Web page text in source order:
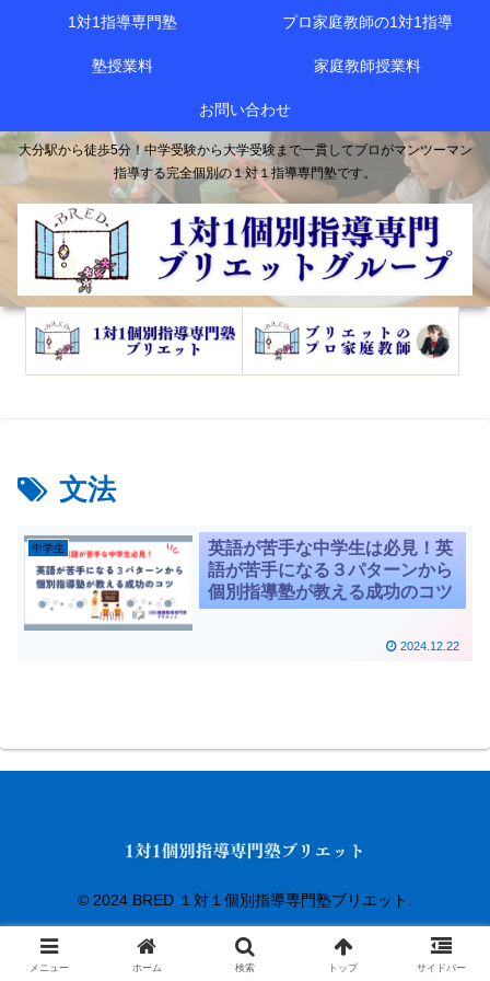
大分駅から徒歩5分！中学受験から大学受験まで一貫してプロがマンツーマン
指導する完全個別の１対１指導専門塾です。
1対1指導専門塾 プロ家庭教師の1対1指導
塾授業料 家庭教師授業料
お問い合わせ
文法
中学生
英語が苦手な中学生は必見！英
語が苦手になる３パターンから
個別指導塾が教える成功のコツ
2024.12.22
© 2024 BRED １対１個別指導専門塾ブリエット.
メニュー ホーム 検索 トップ サイドバー